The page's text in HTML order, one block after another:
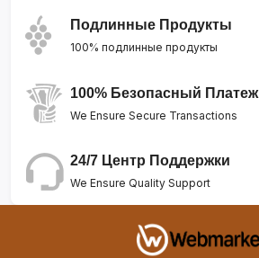
Подлинные Продукты
100% подлинные продукты
100% Безопасный Платеж
We Ensure Secure Transactions
24/7 Центр Поддержки
We Ensure Quality Support